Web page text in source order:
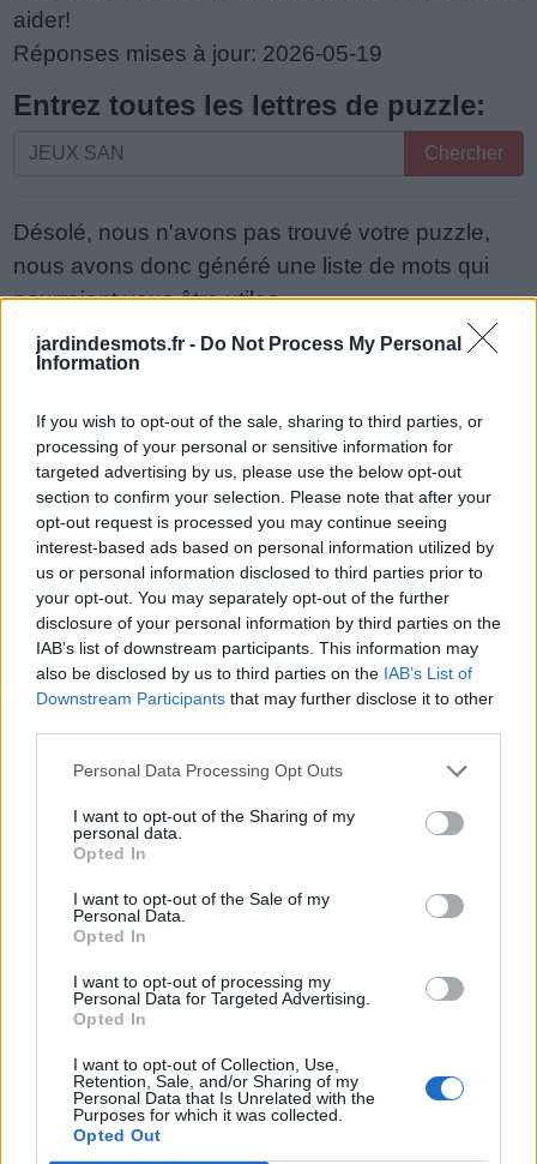
jardindesmots.fr - Do Not Process My Personal
Information
If you wish to opt-out of the sale, sharing to third parties, or
processing of your personal or sensitive information for
targeted advertising by us, please use the below opt-out
section to confirm your selection. Please note that after your
opt-out request is processed you may continue seeing
interest-based ads based on personal information utilized by
us or personal information disclosed to third parties prior to
your opt-out. You may separately opt-out of the further
disclosure of your personal information by third parties on the
IAB’s list of downstream participants. This information may
also be disclosed by us to third parties on the IAB’s List of
Downstream Participants that may further disclose it to other
Personal Data Processing Opt Outs
I want to opt-out of the Sharing of my
personal data.
Opted In
I want to opt-out of the Sale of my
Personal Data.
Opted In
I want to opt-out of processing my
Personal Data for Targeted Advertising.
Opted In
I want to opt-out of Collection, Use,
Retention, Sale, and/or Sharing of my
Personal Data that Is Unrelated with the
Purposes for which it was collected.
Opted Out
aider!
Réponses mises à jour: 2026-05-19
Entrez toutes les lettres de puzzle:
Entrez
lettres
de
Chercher
Désolé, nous n'avons pas trouvé votre puzzle,
nous avons donc généré une liste de mots qui
pourraient vous être utiles.
1. J A U
E
3. J A S
E
A S
E
5. A U N
E
6.
J E U
N
7. S E A
U
8. N U E
S
9. U N E
S
J E U
N E
S
J E
U
N U
E
U S
A